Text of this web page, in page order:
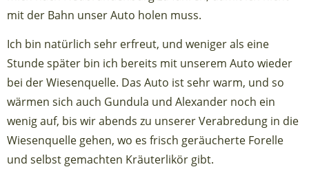
mit der Bahn unser Auto holen muss.
Ich bin natürlich sehr erfreut, und weniger als eine
Stunde später bin ich bereits mit unserem Auto wieder
bei der Wiesenquelle. Das Auto ist sehr warm, und so
wärmen sich auch Gundula und Alexander noch ein
wenig auf, bis wir abends zu unserer Verabredung in die
Wiesenquelle gehen, wo es frisch geräucherte Forelle
und selbst gemachten Kräuterlikör gibt.